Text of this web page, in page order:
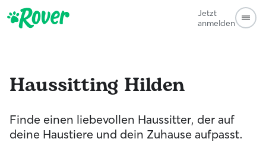
Jetzt
anmelden
Haussitting Hilden
Finde einen liebevollen Haussitter, der auf
deine Haustiere und dein Zuhause aufpasst.